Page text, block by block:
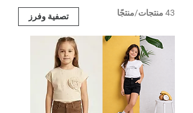
43 منتجات/منتجًا تصفية وفرز